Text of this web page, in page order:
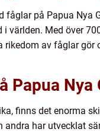
på Papua Nya
Med över
av fåglar
Papua Nya
finns det enorma
har utvecklat